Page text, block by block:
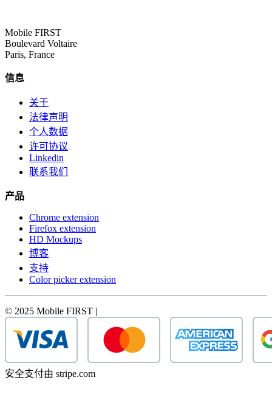
Mobile FIRST
Boulevard Voltaire
Paris, France
信息
关于
法律声明
个人数据
许可协议
Linkedin
联系我们
产品
Chrome extension
Firefox extension
HD Mockups
博客
支持
Color picker extension
© 2025 Mobile FIRST |
安全支付由 stripe.com